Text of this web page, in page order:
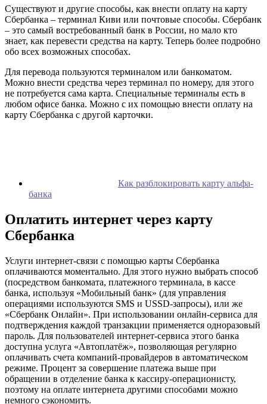
Существуют и другие способы, как внести оплату на карту
Сбербанка – терминал Киви или почтовые способы. Сбербанк
– это самый востребованный банк в России, но мало кто
знает, как перевести средства на карту. Теперь более подробно
обо всех возможных способах.
Для перевода пользуются терминалом или банкоматом.
Можно внести средства через терминал по номеру, для этого
не потребуется сама карта. Специальные терминалы есть в
любом офисе банка. Можно с их помощью внести оплату на
карту Сбербанка с другой карточки.
Как разблокировать карту альфа-
банка
Оплатить интернет через карту
Сбербанка
Услуги интернет-связи с помощью карты Сбербанка
оплачиваются моментально. Для этого нужно выбрать способ
(посредством банкомата, платежного терминала, в кассе
банка, используя «Мобильный банк» (для управления
операциями используются SMS и USSD-запросы), или же
«Сбербанк Онлайн». При использовании онлайн-сервиса для
подтверждения каждой транзакции применяется одноразовый
пароль. Для пользователей интернет-сервиса этого банка
доступна услуга «Автоплатёж», позволяющая регулярно
оплачивать счета компаний-провайдеров в автоматическом
режиме. Процент за совершение платежа выше при
обращении в отделение банка к кассиру-операционисту,
поэтому на оплате интернета другими способами можно
немного сэкономить.